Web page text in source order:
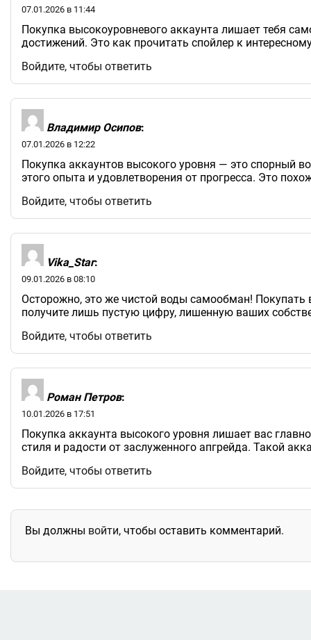
07.01.2026 в 11:44
Покупка высокоуровневого аккаунта лишает тебя
достижений. Это как прочитать спойлер к
Войдите, чтобы ответить
Владимир Осипов:
07.01.2026 в 12:22
Покупка аккаунтов высокого уровня — это спорный
этого опыта и удовлетворения от прогресса. Это
Войдите, чтобы ответить
Vika_Star:
09.01.2026 в 08:10
Осторожно, это же чистой воды самообман! Покупать
получите лишь пустую цифру, лишенную ваших
Войдите, чтобы ответить
Роман Петров:
10.01.2026 в 17:51
Покупка аккаунта высокого уровня лишает вас
стиля и радости от заслуженного апгрейда. Такой
Войдите, чтобы ответить
Вы должны войти, чтобы оставить комментарий.